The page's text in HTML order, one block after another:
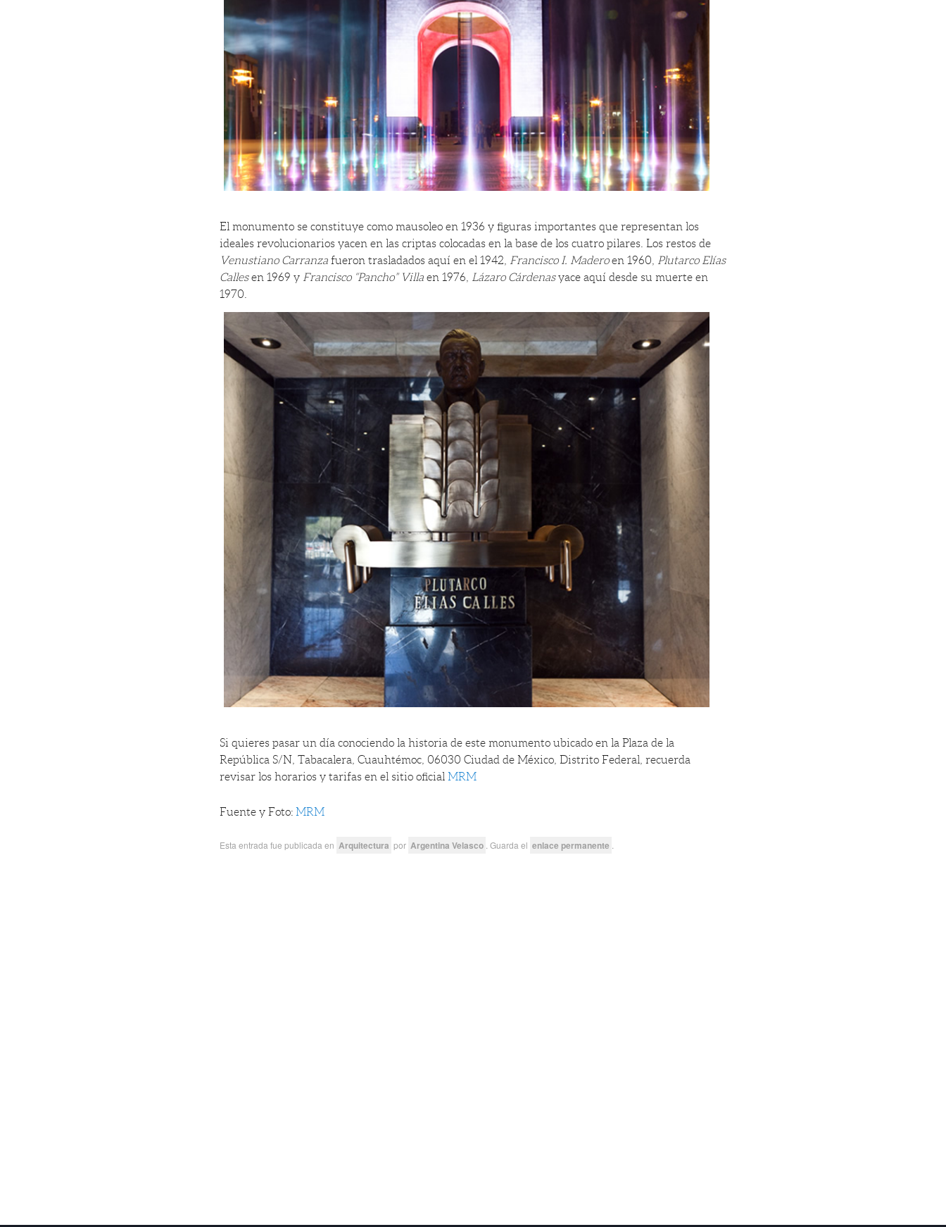
El monumento se constituye como mausoleo en 1936 y figuras importantes que representan los
ideales revolucionarios yacen en las criptas colocadas en la base de los cuatro pilares. Los restos de
Venustiano Carranza fueron trasladados aquí en el 1942, Francisco I. Maderoen 1960,
Plutarco Elías
Callesen 1969 y Francisco “Pancho” Villa en 1976, Lázaro Cárdenasyace aquí desde su muerte en
1970.
Si quieres pasar un día conociendo la historia de este monumento ubicado en la Plaza de la
República S/N, Tabacalera, Cuauhtémoc, 06030 Ciudad de México, Distrito Federal, recuerda
revisar los horarios y tarifas en el sitio oficialMRM
Fuente y Foto:MRM
Esta entrada fue publicada en Arquitectura por Argentina Velasco . Guarda el enlace permanente